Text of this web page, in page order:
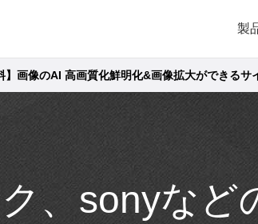
製
（フィモーラ）
for Windows
for Mac
UniConverter(スー
• UniConverter for
• UniConverter for Mac
】画像のAI 高画質化鮮明化&画像拡大ができるサ
、sonyなど